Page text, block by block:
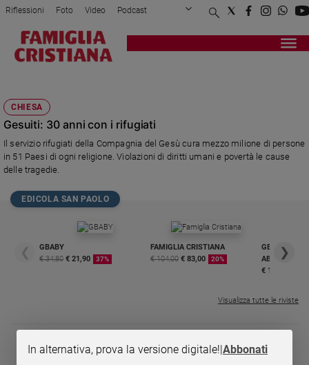
Attualità
Politica
Mondo
Economia
Legalità
giustizia
Sport
Papa
Chiesa
Riflessioni Foto Video Podcast
Privacy Policy Chi siamo
Registrati Redazione
CHIESA
Gesuiti: 30 anni con i rifugiati
Il servizio rifugiati della Compagnia del Gesù cura mezzo milione di persone
in 51 Paesi di ogni religione. Violazioni di diritti umani e povertà le cause
delle tragedie.
EDICOLA SAN PAOLO
❮
GBABY
€ 34,80 € 21,90 37%
FAMIGLIA CRISTIANA
€ 104,00 € 83,00 20%
GBABY
€ 16,99
❯
Visualizza tutte le riviste
In alternativa, prova la versione digitale!|Abbonati